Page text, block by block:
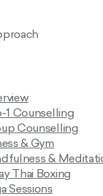
1 Counselling
Counselling
& Gym
&
Thai Boxing
Sessions